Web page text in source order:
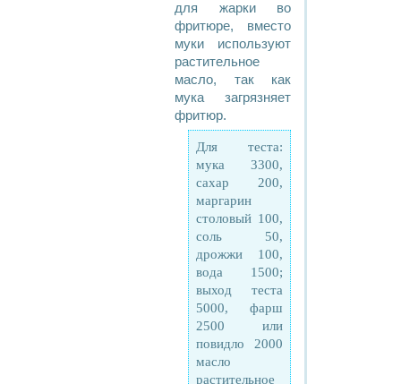
для жарки во
фритюре, вместо
муки используют
растительное
масло, так как
мука загрязняет
фритюр.
Для теста:
мука 3300,
сахар 200,
маргарин
столовый 100,
соль 50,
дрожжи 100,
вода 1500;
выход теста
5000, фарш
2500 или
повидло 2000
масло
растительное